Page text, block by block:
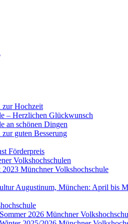
zur Hochzeit
– Herzlichen Glückwunsch
an schönen Dingen
guten Besserung
Förderpreis
Volkshochschulen
Münchner Volkshochschule
Augustinum, München: April bis
2026 Münchner